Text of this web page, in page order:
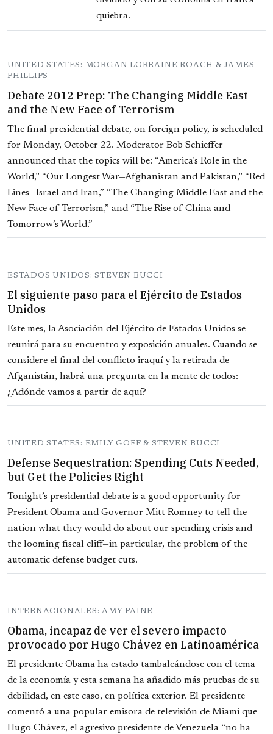
quiebra.
UNITED STATES: MORGAN LORRAINE ROACH & JAMES
PHILLIPS
Debate 2012 Prep: The Changing Middle East
and the New Face of Terrorism
The final presidential debate, on foreign policy, is scheduled
for Monday, October 22. Moderator Bob Schieffer
announced that the topics will be: “America’s Role in the
World,” “Our Longest War—Afghanistan and Pakistan,” “Red
Lines—Israel and Iran,” “The Changing Middle East and the
New Face of Terrorism,” and “The Rise of China and
Tomorrow’s World.”
ESTADOS UNIDOS: STEVEN BUCCI
El siguiente paso para el Ejército de Estados
Unidos
Este mes, la Asociación del Ejército de Estados Unidos se
reunirá para su encuentro y exposición anuales. Cuando se
considere el final del conflicto iraquí y la retirada de
Afganistán, habrá una pregunta en la mente de todos:
¿Adónde vamos a partir de aquí?
UNITED STATES: EMILY GOFF & STEVEN BUCCI
Defense Sequestration: Spending Cuts Needed,
but Get the Policies Right
Tonight’s presidential debate is a good opportunity for
President Obama and Governor Mitt Romney to tell the
nation what they would do about our spending crisis and
the looming fiscal cliff—in particular, the problem of the
automatic defense budget cuts.
INTERNACIONALES: AMY PAINE
Obama, incapaz de ver el severo impacto
provocado por Hugo Chávez en Latinoamérica
El presidente Obama ha estado tambaleándose con el tema
de la economía y esta semana ha añadido más pruebas de su
debilidad, en este caso, en política exterior. El presidente
comentó a una popular emisora de televisión de Miami que
Hugo Chávez, el agresivo presidente de Venezuela “no ha